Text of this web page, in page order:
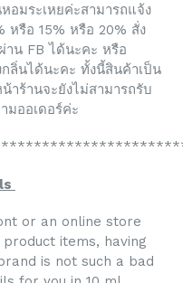
มระเหยค่ะสามารถแจ้ง
หรือ 15% หรือ 20% สั่ง
าน FB ได้นะคะ หรือ
ลิ่นได้นะคะ ทั้งนี้สินค้าเป็น
ร้านจะยังไม่สามารถรับ
มออเดอร์ค่ะ
or an online store
items, having
is not such a bad